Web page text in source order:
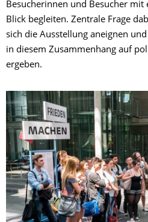
Besucherinnen und Besucher mit
Blick begleiten. Zentrale Frage
sich die Ausstellung aneignen
in diesem Zusammenhang auf
ergeben.